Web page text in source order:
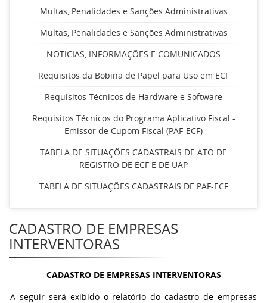
Multas, Penalidades e Sanções Administrativas
Multas, Penalidades e Sanções Administrativas
NOTICIAS, INFORMAÇÕES E COMUNICADOS
Requisitos da Bobina de Papel para Uso em ECF
Requisitos Técnicos de Hardware e Software
Requisitos Técnicos do Programa Aplicativo Fiscal -
Emissor de Cupom Fiscal (PAF-ECF)
TABELA DE SITUAÇÕES CADASTRAIS DE ATO DE
REGISTRO DE ECF E DE UAP
TABELA DE SITUAÇÕES CADASTRAIS DE PAF-ECF
CADASTRO DE EMPRESAS
INTERVENTORAS
CADASTRO DE EMPRESAS INTERVENTORAS
A seguir será exibido o relatório do cadastro de empresas